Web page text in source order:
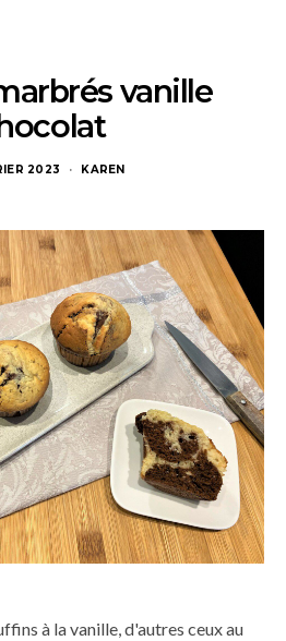
vanille
2023 KAREN
à la vanille, d'autres ceux au